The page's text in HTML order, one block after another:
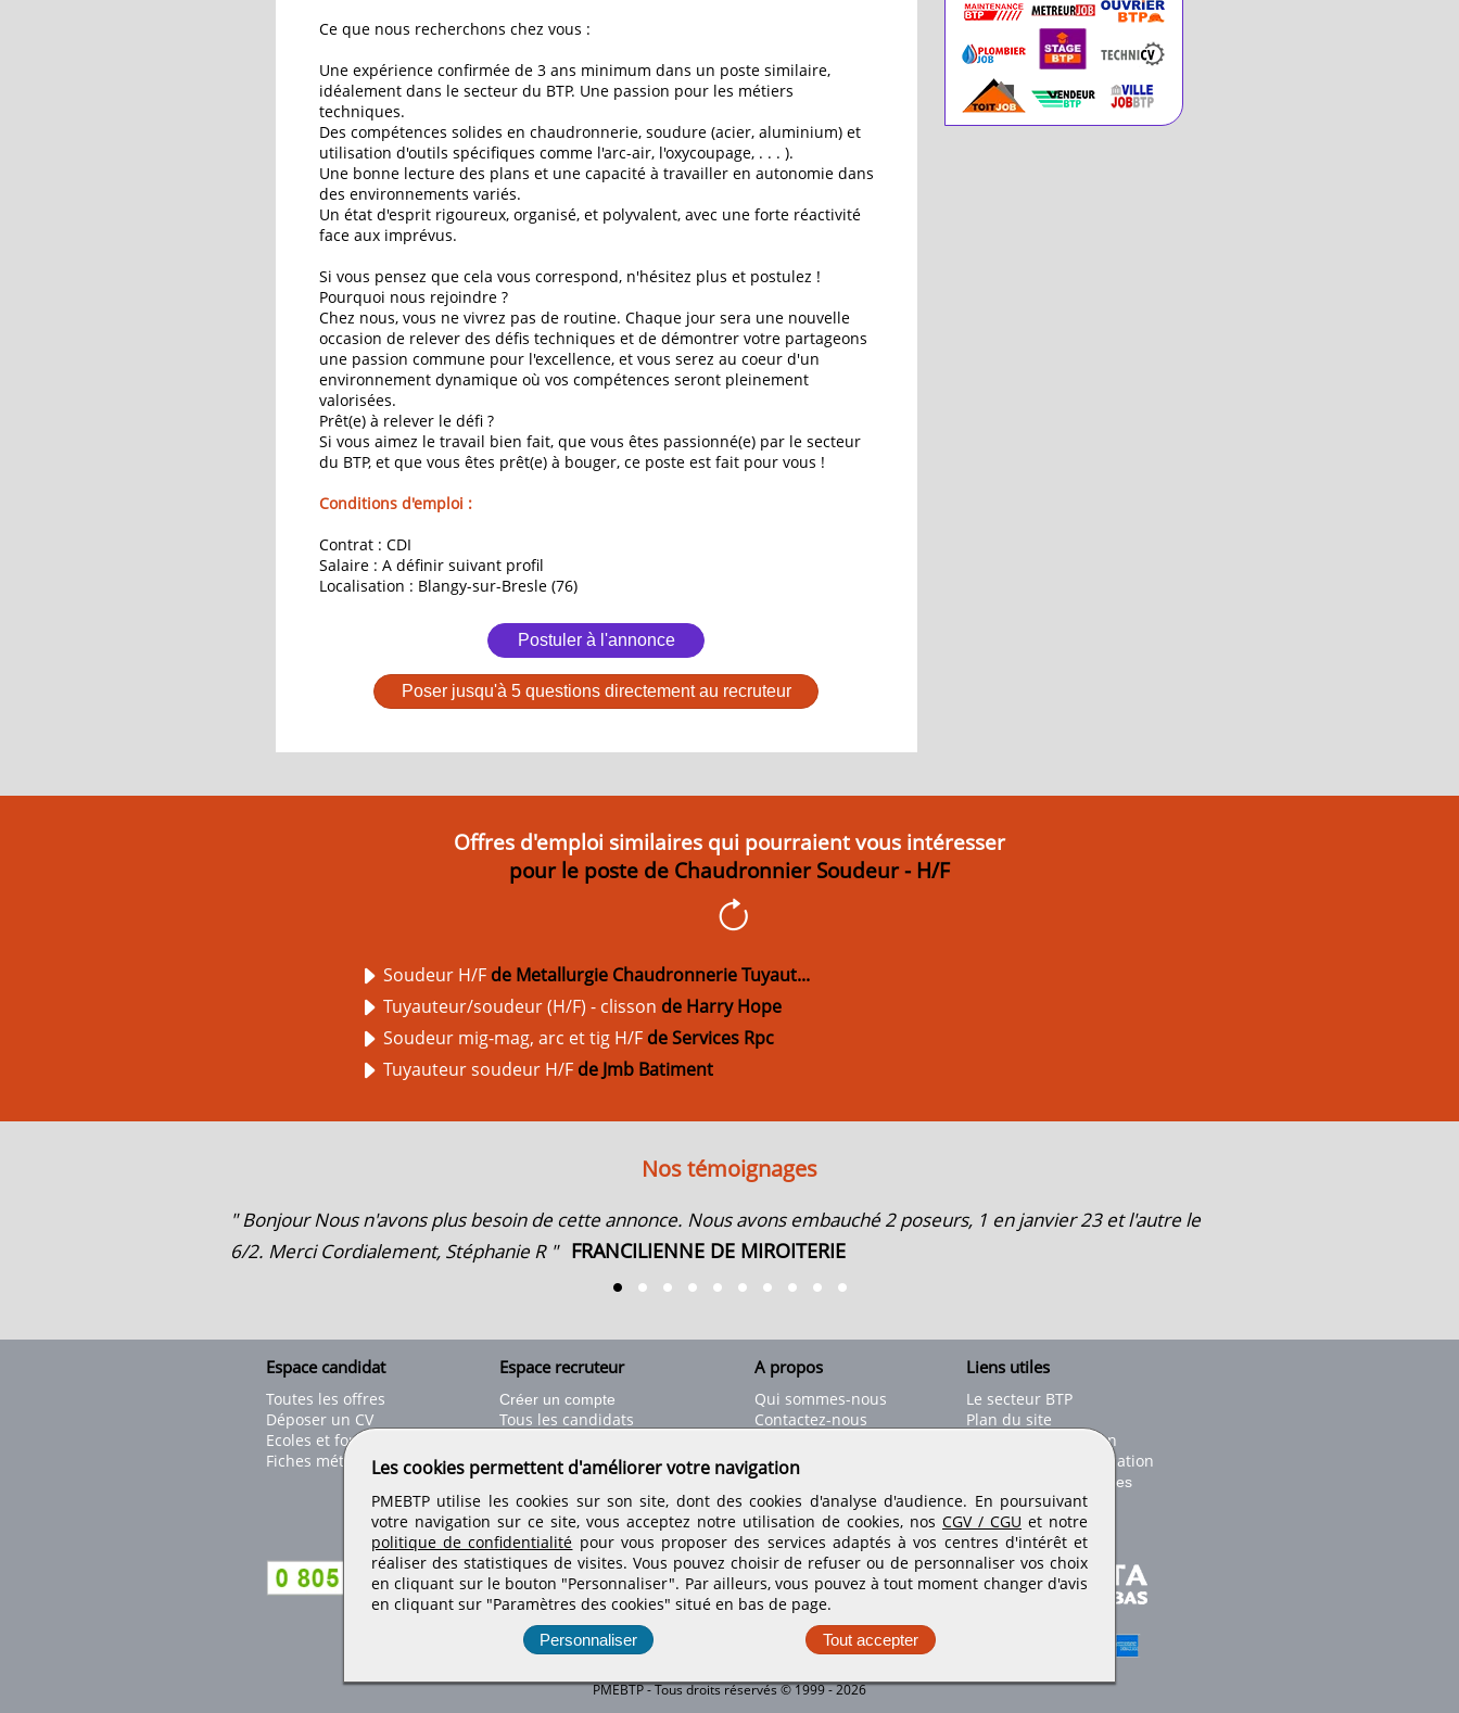
Ce que nous recherchons chez vous :
Une expérience confirmée de 3 ans minimum dans un poste similaire,
idéalement dans le secteur du BTP. Une passion pour les métiers
techniques.
Des compétences solides en chaudronnerie, soudure (acier, aluminium) et
utilisation d'outils spécifiques comme l'arc-air, l'oxycoupage, . . . ).
Une bonne lecture des plans et une capacité à travailler en autonomie dans
des environnements variés.
Un état d'esprit rigoureux, organisé, et polyvalent, avec une forte réactivité
face aux imprévus.
Si vous pensez que cela vous correspond, n'hésitez plus et postulez !
Pourquoi nous rejoindre ?
Chez nous, vous ne vivrez pas de routine. Chaque jour sera une nouvelle
occasion de relever des défis techniques et de démontrer votre partageons
une passion commune pour l'excellence, et vous serez au coeur d'un
environnement dynamique où vos compétences seront pleinement
valorisées.
Prêt(e) à relever le défi ?
Si vous aimez le travail bien fait, que vous êtes passionné(e) par le secteur
du BTP, et que vous êtes prêt(e) à bouger, ce poste est fait pour vous !
Conditions d'emploi :
Contrat : CDI
Salaire : A définir suivant profil
Localisation : Blangy-sur-Bresle (76)
Postuler à l'annonce
Poser jusqu'à 5 questions directement au recruteur
Offres d'emploi similaires qui pourraient vous intéresser
pour le poste de Chaudronnier Soudeur - H/F
Soudeur H/F de Metallurgie Chaudronnerie Tuyaut...
Tuyauteur/soudeur (H/F) - clisson de Harry Hope
Soudeur mig-mag, arc et tig H/F de Services Rpc
Tuyauteur soudeur H/F de Jmb Batiment
Nos témoignages
" Bonjour Nous n'avons plus besoin de cette annonce. Nous avons embauché 2 poseurs, 1 en janvier 23 et l'autre le
6/2. Merci Cordialement, Stéphanie R " FRANCILIENNE DE MIROITERIE
Espace candidat
Toutes les offres
Déposer un CV
Ecoles et formations
Fiches métiers
Espace recruteur
Créer un compte
Tous les candidats
Déposer une offre de stage
Nos tarifs
A propos
Qui sommes-nous
Contactez-nous
Informations légales
Conditions générales
Rejoignez nos équipes
Liens utiles
Le secteur BTP
Plan du site
Conseils d'utilisation
Conditions de publication
Paramètres des cookies
Retrouvez-nous sur les réseaux sociaux
PMEBTP - Tous droits réservés © 1999 - 2026
Les cookies permettent d'améliorer votre navigation
PMEBTP utilise les cookies sur son site, dont des cookies d'analyse d'audience. En poursuivant
votre navigation sur ce site, vous acceptez notre utilisation de cookies, nos CGV / CGU et notre
politique de confidentialité pour vous proposer des services adaptés à vos centres d'intérêt et
réaliser des statistiques de visites. Vous pouvez choisir de refuser ou de personnaliser vos choix
en cliquant sur le bouton "Personnaliser". Par ailleurs, vous pouvez à tout moment changer d'avis
en cliquant sur "Paramètres des cookies" situé en bas de page.
Personnaliser Tout accepter